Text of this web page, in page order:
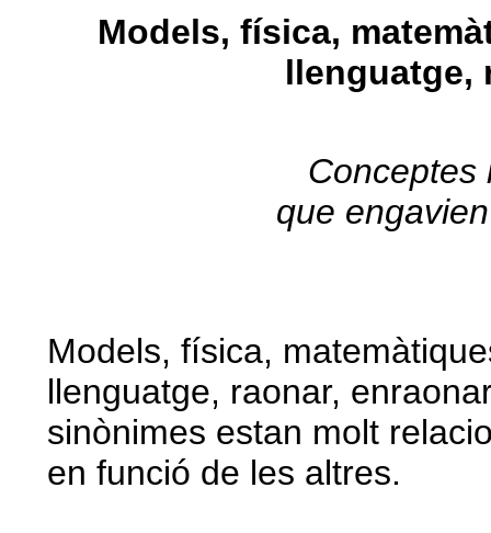
Models, física,
llenguatge,
Conceptes
que
Models, física,
llenguatge, raonar,
sinònimes estan molt
en funció de les altres.